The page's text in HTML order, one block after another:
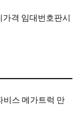
격 임대번호판시
비스 메가트럭 만